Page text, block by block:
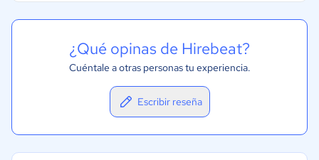
¿Qué opinas de Hirebeat?
Cuéntale a otras personas tu experiencia.
Escribir reseña